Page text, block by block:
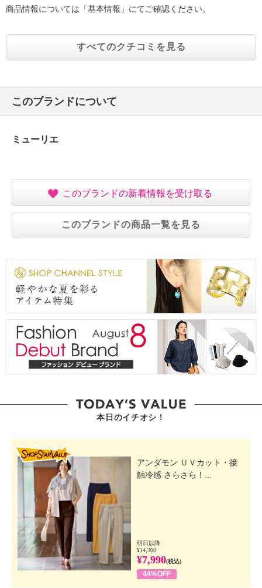
商品情報については「基本情報」にてご確認ください。
すべてのクチコミを見る
このブランドについて
ミューリエ
このブランドの新着情報を受け取る
このブランドの商品一覧を見る
本日のイチオシ！
アンダモン ＵＶカット・接
触冷感 さらさら！...
明日以降
¥14,300
¥7,990(税込)
44%OFF